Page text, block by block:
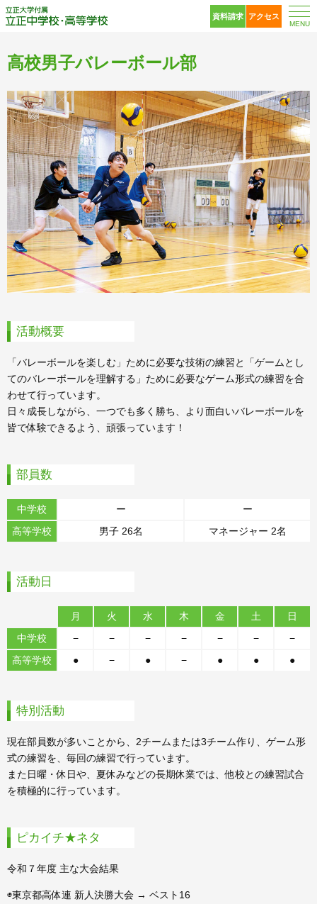
立正大学付属 立正中
資料請求 アクセス
MENU
高校男子バレーボール部
活動概要
「バレーボールを楽しむ」ために必要な技術の練習と「ゲームとし
てのバレーボールを理解する」ために必要なゲーム形式の練習を合
わせて行っています。
日々成長しながら、一つでも多く勝ち、より面白いバレーボールを
皆で体験できるよう、頑張っています！
部員数
中学校 ー
ー
高等学校
男子 26名 マネージャー 2名
活動日
月 火 水 木 金 土
日
中学校
− − − − − −
−
高等学校
● − ● − ● ● ●
特別活動
現在部員数が多いことから、2チームまたは3チーム作り、ゲーム形
式の練習を、毎回の練習で行っています。
また日曜・休日や、夏休みなどの長期休業では、他校との練習試合
を積極的に行っています。
ピカイチ★ネタ
令和７年度 主な大会結果
◉東京都高体連 新人決勝大会 → ベスト16